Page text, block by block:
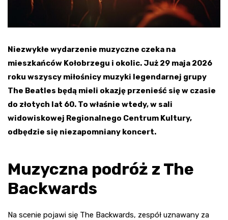
Niezwykłe wydarzenie muzyczne czeka na
mieszkańców Kołobrzegu i okolic. Już 29 maja 2026
roku wszyscy miłośnicy muzyki legendarnej grupy
The Beatles będą mieli okazję przenieść się w czasie
do złotych lat 60. To właśnie wtedy, w sali
widowiskowej Regionalnego Centrum Kultury,
odbędzie się niezapomniany koncert.
Muzyczna podróż z The
Backwards
Na scenie pojawi się The Backwards, zespół uznawany za